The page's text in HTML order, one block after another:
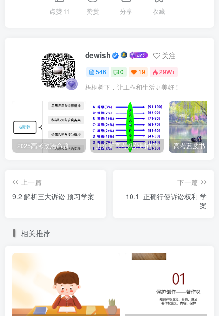
10.老王家养的宠物把邻居家的孩子抓伤，因为医疗费问
题两家产生纠纷，结果邻居一纸诉状把老王告上了法庭。这
一诉讼属于( )
A.经济诉讼 B.行政诉讼 C.刑事诉讼 D.民事诉
讼
11.小周的父亲开了一家小饭店，生意十分红火。一天，
卫生许可证，并罚款1 000元。若小周的父亲对这一处罚不
服，他可以 ( )
C.就卫生局的行政不作为提出行政复议
D.对卫生局的行政行为不服提起行政诉讼
点赞11 赞赏 分享 收藏
dewish 关注
546 0 19 29W+
梧桐树下，让工作和生活更美好！
2025高考政治命题纲要解读 山东新高考赋分制详解
上一篇
9.2 解析三大诉讼 预习学案
下一篇
10.1 正确行使诉讼权利 学
案
相关推荐